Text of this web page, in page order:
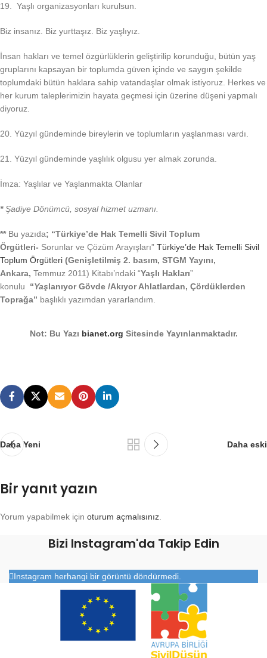
19. Yaşlı organizasyonları kurulsun.
Biz insanız. Biz yurttaşız. Biz yaşlıyız.
İnsan hakları ve temel özgürlüklerin geliştirilip korunduğu, bütün yaş
gruplarını kapsayan bir toplumda güven içinde ve saygın şekilde
toplumdaki bütün haklara sahip vatandaşlar olmak istiyoruz. Herkes ve
her kurum taleplerimizin hayata geçmesi için üzerine düşeni yapmalı
diyoruz.
20. Yüzyıl gündeminde bireylerin ve toplumların yaşlanması vardı.
21. Yüzyıl gündeminde yaşlılık olgusu yer almak zorunda.
İmza: Yaşlılar ve Yaşlanmakta Olanlar
*Şadiye Dönümcü, sosyal hizmet uzmanı.
** Bu yazıda; “Türkiye’de Hak Temelli Sivil Toplum
Örgütleri- Sorunlar ve Çözüm Arayışları” Türkiye’de Hak Temelli Sivil
Toplum Örgütleri (Genişletilmiş 2. basım, STGM Yayını,
Ankara, Temmuz 2011) Kitabı’ndaki “Yaşlı Hakları”
konulu “Yaşlanıyor Gövde /Akıyor Ahlatlardan, Çördüklerden
Toprağa” başlıklı yazımdan yararlandım.
Not: Bu Yazı bianet.org Sitesinde Yayınlanmaktadır.
Daha Yeni Daha eski
Bir yanıt yazın
Yorum yapabilmek için oturum açmalısınız
Bizi Instagram'da Takip Edin
Instagram herhangi bir görüntü döndürmedi.